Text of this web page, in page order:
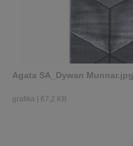
Agata SA_Dywan Munnar.jpg
grafika | 67,2 KB